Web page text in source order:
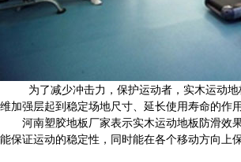
为了减少冲击力，保护运动者，实木运动地
维加强层起到稳定场地尺寸、延长使用寿命的作
河南塑胶地板厂家表示实木运动地板防滑效果
能保证运动的稳定性，同时能在各个移动方向上